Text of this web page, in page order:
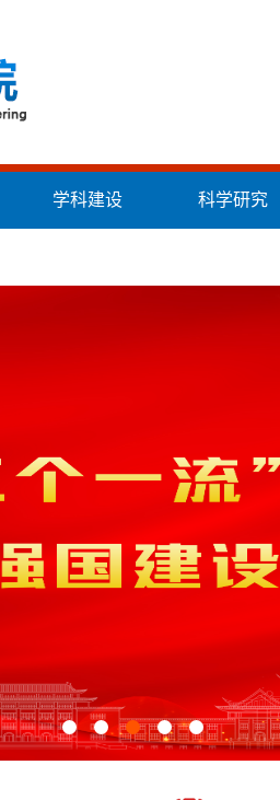
学科建设 科学研究